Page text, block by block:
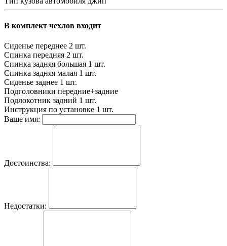
В комплект чехлов входит
Сиденье переднее 2 шт.
Спинка передняя 2 шт.
Спинка задняя большая 1 шт.
Спинка задняя малая 1 шт.
Сиденье заднее 1 шт.
Подголовники передние+задние
Подлокотник задний 1 шт.
Инструкция по установке 1 шт.
Ваше имя:
Достоинства:
Недостатки: